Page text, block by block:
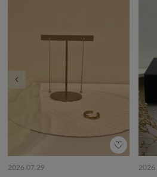
2026.07.29